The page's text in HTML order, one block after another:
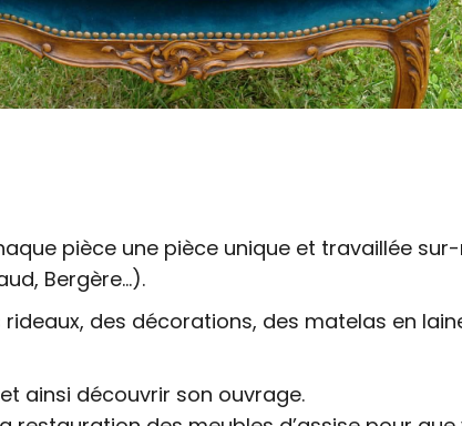
pièce une pièce unique et travaillée
Bergère…).
des décorations, des matelas en
ainsi découvrir son ouvrage.